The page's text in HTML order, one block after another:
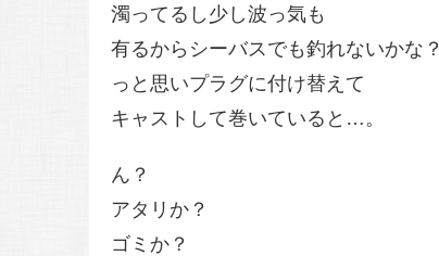
濁ってるし少し波っ気も
有るからシーバスでも釣れないかな？
っと思いプラグに付け替えて
キャストして巻いていると…。
ん？
アタリか？
ゴミか？